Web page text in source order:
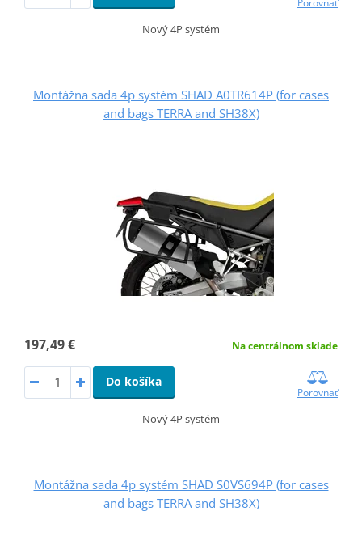
Nový 4P systém
Montážna sada 4p systém SHAD A0TR614P (for cases
and bags TERRA and SH38X)
197,49 € Na centrálnom sklade
Do košíka
Porovnať
Nový 4P systém
Montážna sada 4p systém SHAD S0VS694P (for cases
and bags TERRA and SH38X)